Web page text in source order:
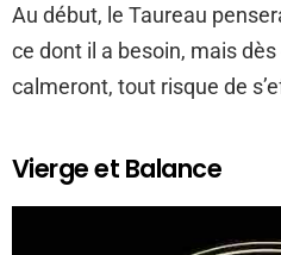
Au début, le Taureau
ce dont il a besoin, mais
calmeront, tout risque de
Vierge et Balance